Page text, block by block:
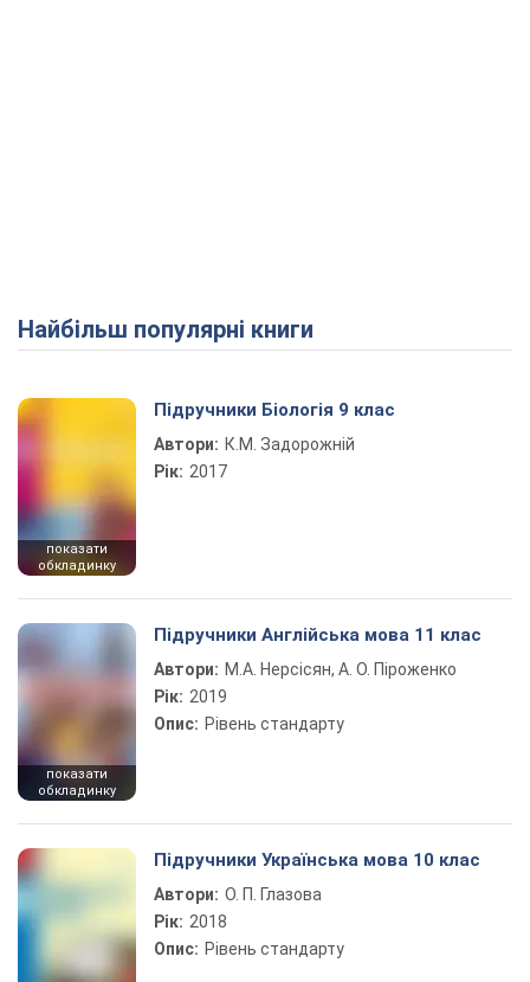
Найбільш популярні книги
показати
обкладинку
Підручники Біологія 9 клас
Автори: К.М. Задорожній
Рік: 2017
показати
обкладинку
Підручники Англійська мова 11 клас
Автори: М.А. Нерсісян, А. О. Піроженко
Рік: 2019
Опис: Рівень стандарту
Підручники Українська мова 10 клас
Автори: О. П. Глазова
Рік: 2018
Опис: Рівень стандарту